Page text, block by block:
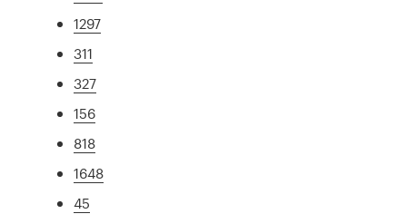
1297
311
327
156
818
1648
45